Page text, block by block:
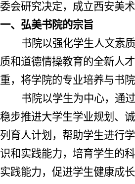
委会研究决定，成立西安美
一、弘美书院的宗旨
书院以强化学生人文素
质和道德情操教育的全新人
重，将学院的专业培养与书
书院以学生为中心，通
稳步推进大学生学业规划、
列育人计划，帮助学生进行
识和实践能力，培育学生的
实践能力，促进学生健康成长